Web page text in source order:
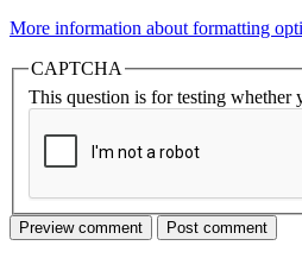
More information about formatting
CAPTCHA
This question is for testing whether